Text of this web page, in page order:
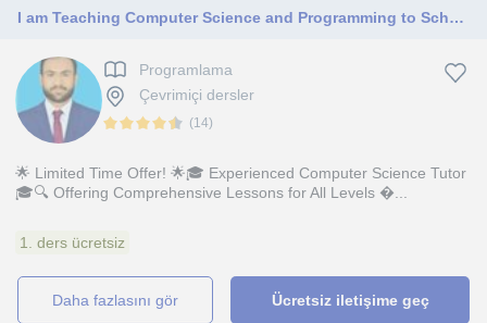
I am Teaching Computer Science and Programming to School level to Bachelor's degree
Programlama
Çevrimiçi dersler
(14)
🌟 Limited Time Offer! 🌟🎓 Experienced Computer Science Tutor
🎓🔍 Offering Comprehensive Lessons for All Levels �...
1. ders ücretsiz
daha fazlasını gör Ücretsiz iletişime geç